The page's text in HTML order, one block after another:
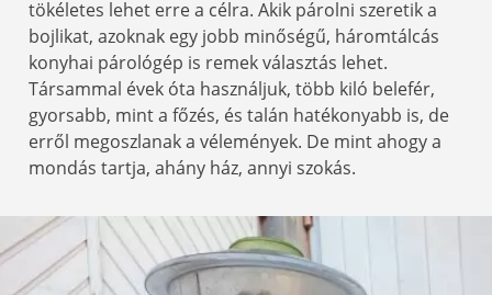
tökéletes lehet erre a célra. Akik párolni szeretik a
bojlikat, azoknak egy jobb minőségű, háromtálcás
konyhai párológép is remek választás lehet.
Társammal évek óta használjuk, több kiló belefér,
gyorsabb, mint a főzés, és talán hatékonyabb is, de
erről megoszlanak a vélemények. De mint ahogy a
mondás tartja, ahány ház, annyi szokás.